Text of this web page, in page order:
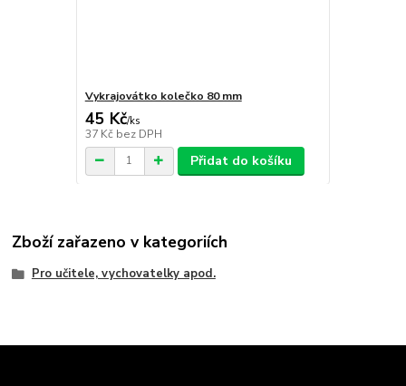
Vykrajovátko kolečko 80 mm
45 Kč/ks
37 Kč bez DPH
Přidat do košíku
Zboží zařazeno v kategoriích
Pro učitele, vychovatelky apod.